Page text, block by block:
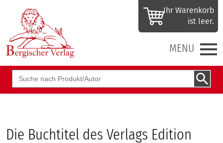
MENU
Ihr Waren­korb
ist leer.
Suchbegriff
Die Buchtitel des Verlags Edition